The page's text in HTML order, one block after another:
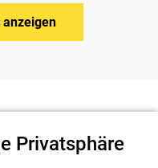
Privatsphäre